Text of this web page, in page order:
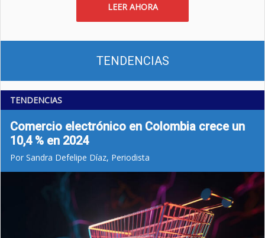
LEER AHORA
TENDENCIAS
TENDENCIAS
Comercio electrónico en Colombia crece un
10,4 % en 2024
Por Sandra Defelipe Díaz, Periodista